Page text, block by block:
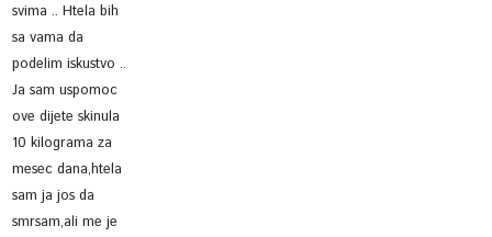
svima .. Htela bih
sa vama da
podelim iskustvo ..
Ja sam uspomoc
ove dijete skinula
10 kilograma za
mesec dana,htela
sam ja jos da
smrsam,ali me je